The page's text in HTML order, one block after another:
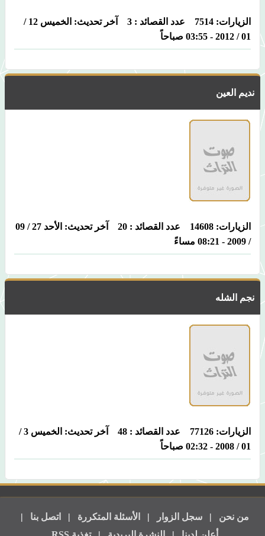
الزيارات: 7514 عدد القصائد : 3 آخر تحديث: الخميس 12 /
01 / 2012 - 03:55 صباحاً
نديم العين
الزيارات: 14608 عدد القصائد : 20 آخر تحديث: الأحد 27 / 09
/ 2009 - 08:21 مساءً
نجم الشله
الزيارات: 77126 عدد القصائد : 48 آخر تحديث: الخميس 3 /
01 / 2008 - 02:32 صباحاً
من نحن | سجل الزوار | الأسئلة المتكررة | اتصل بنا |